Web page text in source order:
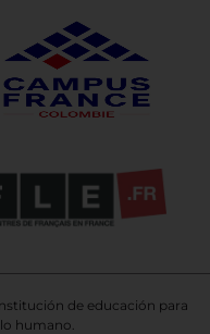
de educación para
humano.